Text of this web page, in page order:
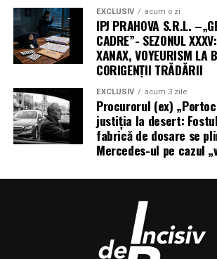
EXCLUSIV acum o zi
IPJ PRAHOVA S.R.L.
CADRE”- SEZONUL
XANAX, VOYEURISM LA
CORIGENȚII TRĂDĂRII
EXCLUSIV acum 3 zile
Procurorul (ex)
justiția la desert:
fabrică de dosare se
Mercedes-ul pe cazul